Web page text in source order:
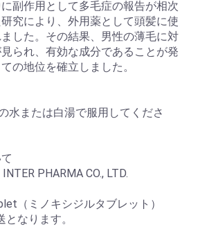
副作用として多毛症の報告が相次
究により、外用薬として頭髪に使
した。その結果、男性の薄毛に対
られ、有効な成分であることが発
の地位を確立しました。
水または白湯で服用してくださ
PHARMA CO., LTD.
（ミノキシジルタブレット）
なります。